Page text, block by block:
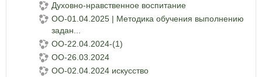
Духовно-нравственное воспитание
ОО-01.04.2025 | Методика обучения выполнению
задан...
ОО-22.04.2024-(1)
ОО-26.03.2024
ОО-02.04.2024 искусство